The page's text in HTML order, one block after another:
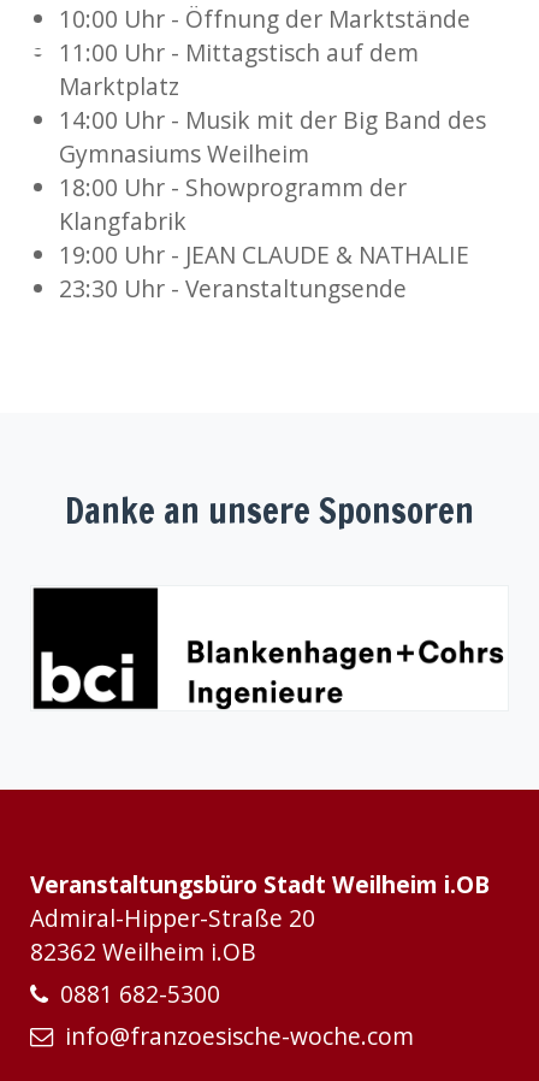
10:00 Uhr - Öffnung der Marktstände
11:00 Uhr - Mittagstisch auf dem
Marktplatz
14:00 Uhr - Musik mit der Big Band des
Gymnasiums Weilheim
18:00 Uhr - Showprogramm der
Klangfabrik
19:00 Uhr - JEAN CLAUDE & NATHALIE
23:30 Uhr - Veranstaltungsende
Danke an unsere Sponsoren
Veranstaltungsbüro Stadt Weilheim i.OB
Admiral-Hipper-Straße 20
82362 Weilheim i.OB
0881 682-5300
info@franzoesische-woche.com